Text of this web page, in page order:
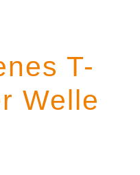
T-
Welle